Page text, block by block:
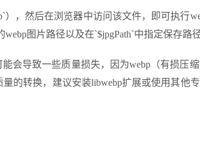
），然后在浏览器中访问该文件，即可执行
图片路径以及在`$jpgPath`中指定保存路径
会导致一些质量损失，因为webp（有损压
的转换，建议安装libwebp扩展或使用其他